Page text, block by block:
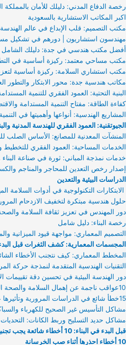
رخصة الدفاع المدني: دليلك للأمان بالمملكة
اكبر المكاتب الاستشارية بالسعودية
مكتب التصميم: قلب الإبداع في عالم الهندسة
مهندسون استشاريون | دورهم في تشكيل
أفضل مكتب هندسي في جدة: دليلك الشامل
مكتب مساحي معتمد: ركيزة أساسية في
مكتب استشاري السلامة: ركيزة أساسية
مكاتب هندسية جدة: محور الابتكار والتطور
البنية التحتية: العمود الفقري للتنمية
كفاءة الطاقة: مفتاح التنمية المستدامة
المشاريع الهندسية: أنواعها وأهميتها في
الجيوتقنية: العمود الفقري للهندسة المدنية
المنشآت المعدنية للمصانع: الأساس الصلب
الخدمات المساحية: العمود الفقري للتخطيط
خدمات نمذجة المباني: ثورة في صناعة البناء
إصدار رخص التعدين للمحاجر والمناجم
الدراسات البيئية والتعدين
الابتكارات التكنولوجية في أدوات السلامة
حلول هندسية مبتكرة لتخفيف الازدحام
دور المهندس في تعزيز ثقافة السلامة والصحة
رخصة البناء: دليل شامل
التصميم المعماري: مواجهة قيود الميزانية
المجسمات المعمارية: كشف الثغرات قبل
المخطط المعماري: كيف نتجنب الأخطاء
التقنيات الهندسية المتقدمة لنمذجة حركة
دور الهندسة البيئية في تحسين دقة تقييمات
10عواقب ناجمة عن إهمال السلامة والصحة المهنية HCIS
15خطأ شائع في الدراسات المرورية وتأثيرها على تصميم الكباري
مشاكل التأسيس غير الصحيح للكهرباء
مشاكل حديد التسليح وربط الكانات:
قبل البدء في البناء: 10 أخطاء شائعة يجب تجنبها
10 أخطاء احذرها أثناء صب الخرسانة